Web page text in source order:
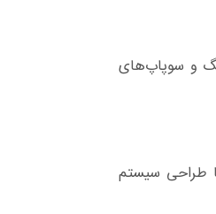
و سوپاپ‌های
طراحی سیستم